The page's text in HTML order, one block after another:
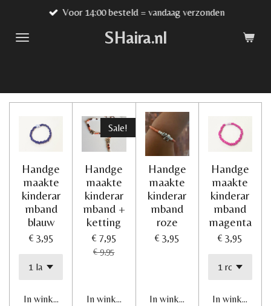
naar
SHaira.nl
Voor 14:00 besteld = vandaag verzonden
Handge
maakte
kinderar
mband
blauw
€ 3,95
In winkelwagen
Sale!
Handge
maakte
kinderar
mband +
ketting
€ 7,95
€ 9,95
In winkelwagen
Handge
maakte
kinderar
mband
roze
€ 3,95
In winkelwagen
Handge
maakte
kinderar
mband
magenta
€ 3,95
In